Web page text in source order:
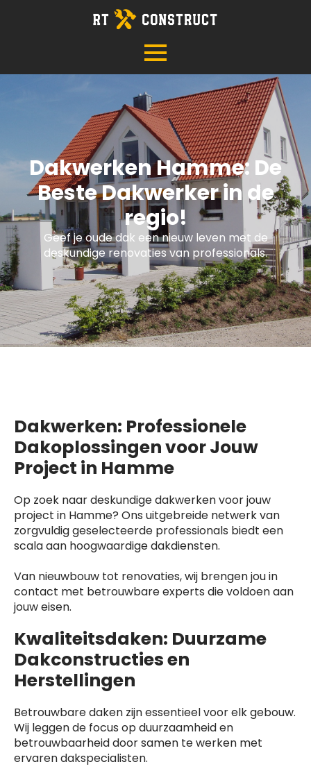
Dakwerken Hamme: De
Beste Dakwerker in de
regio!
Geef je oude dak een nieuw leven met de
deskundige renovaties van professionals.
Dakwerken: Professionele
Dakoplossingen voor Jouw
Project in Hamme
Op zoek naar deskundige dakwerken voor jouw
project in Hamme? Ons uitgebreide netwerk van
zorgvuldig geselecteerde professionals biedt een
scala aan hoogwaardige dakdiensten.
Van nieuwbouw tot renovaties, wij brengen jou in
contact met betrouwbare experts die voldoen aan
jouw eisen.
Kwaliteitsdaken: Duurzame
Dakconstructies en
Herstellingen
Betrouwbare daken zijn essentieel voor elk gebouw.
Wij leggen de focus op duurzaamheid en
betrouwbaarheid door samen te werken met
ervaren dakspecialisten.